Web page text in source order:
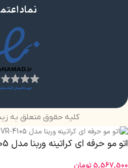
نماد
کلیه حقوق متعلق به
اتو مو حرفه ای کراتینه وربنا مدل VR-4105
5,567,500تومان